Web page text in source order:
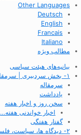
Other Languages
Deutsch
English
Francais
Italiano
مطالب ویژه
بیانیه‌های هیئت سیاسی
۱- بخش سردبیری | سرمقاله، یادداشت، سخن روز و پژوهش‌ها
سرمقاله
یادداشت
سخن روز و اخبار هفته
اخبار خواندنی هفته…
گفتار هفتگی
۲- دیدگاه ها، سیاست،